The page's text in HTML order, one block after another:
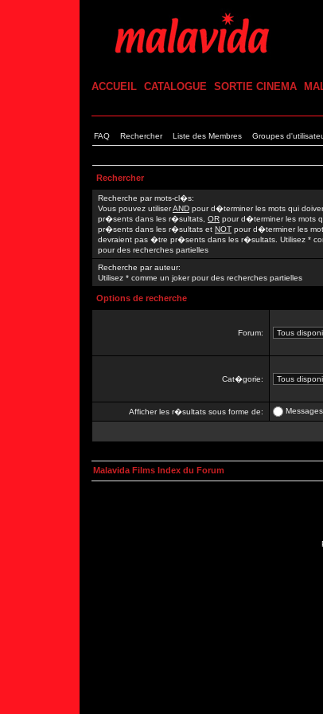
ACCUEIL CATALOGUE SORTIE CINEMA
FAQ Rechercher Liste des Membres Groupes
Rechercher
Recherche par mots-cl�s:
Vous pouvez utiliserAND pour d�terminer les mots qui
pr�sents dans les r�sultats, OR pour d�terminer les mots
pr�sents dans les r�sultats et NOT pour d�terminer les
devraient pas �tre pr�sents dans les r�sultats. Utilisez *
pour des recherches partielles
Recherche par auteur:
Utilisez * comme un joker pour des recherches partielles
Options de recherche
Forum:
Cat�gorie:
Afficher les r�sultats sous forme de: Messages
Malavida Films Index du Forum